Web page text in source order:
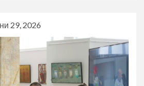
29, 2026